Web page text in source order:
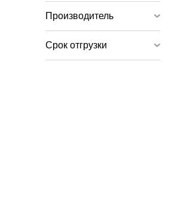
Производитель
Срок отгрузки